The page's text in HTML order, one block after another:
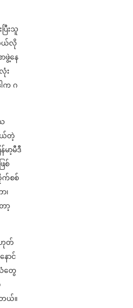
ြီးသူ
ယ်လို
ဖွဲ့နေ
း
က ဂ
ယ်တဲ့
မာ့မီဒီ
စ်
က်စစ်
၊
ာ့
ဟုတ်
ောင်
တွေ
တယ်။